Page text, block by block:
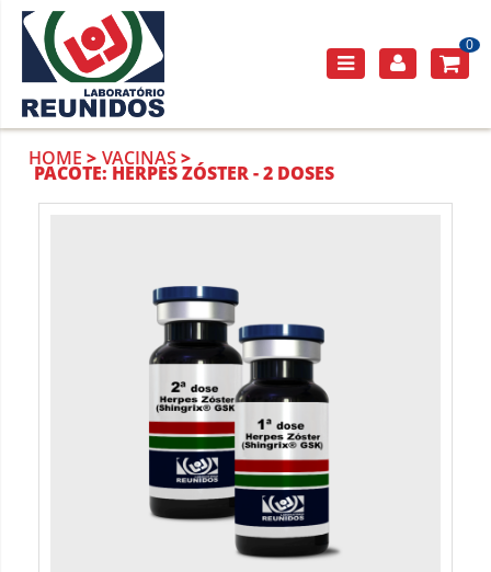
0
HOME VACINAS
PACOTE: HERPES ZÓSTER - 2 DOSES